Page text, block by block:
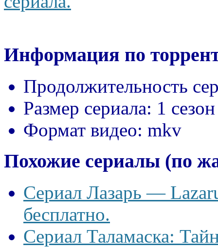
Информация по
Продолжительность
Размер сериала: 1
Формат видео: mkv
Похожие сериалы (по
Сериал Лазарь —
бесплатно.
Сериал Таламаска: